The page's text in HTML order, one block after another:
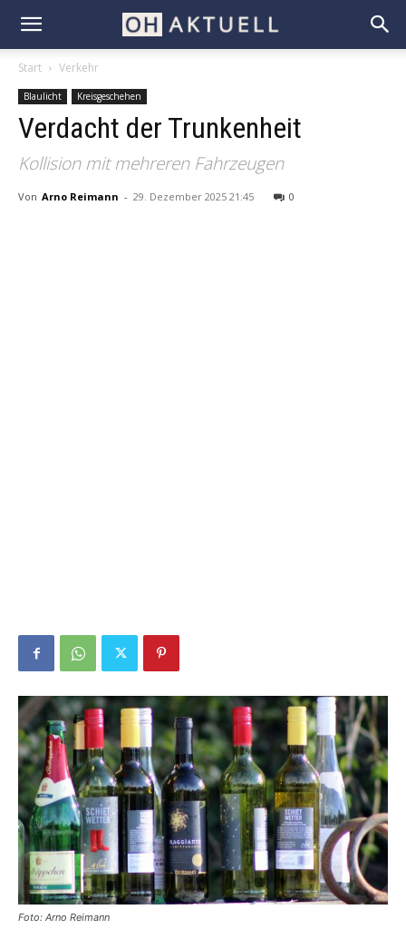
Start Verkehr
Blaulicht Kreisgeschehen
Verdacht der Trunkenheit
Kollision mit mehreren Fahrzeugen
Von Arno Reimann - 29. Dezember 2025 21:45 0
Foto: Arno Reimann